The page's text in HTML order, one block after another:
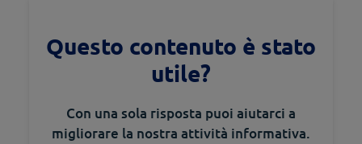
Questo contenuto è stato
utile?
Con una sola risposta puoi aiutarci a
migliorare la nostra attività informativa.